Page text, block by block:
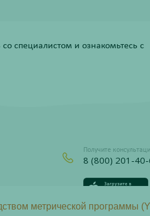
специалистом и ознакомьтесь с
Получите
8 (800) 201-
метрической программы